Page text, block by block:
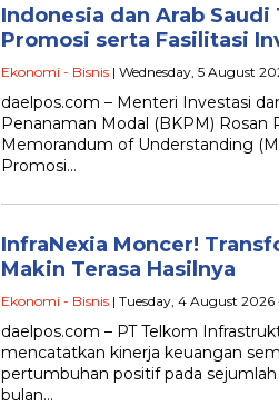
Indonesia dan Arab
Promosi serta Fasilitasi
Ekonomi - Bisnis | Wednesday, 5 August
daelpos.com – Menteri Investasi
Penanaman Modal (BKPM) Rosan
Memorandum of Understanding
Promosi…
InfraNexia Moncer!
Makin Terasa Hasilnya
Ekonomi - Bisnis | Tuesday, 4 August 2026
daelpos.com – PT Telkom
mencatatkan kinerja keuangan
pertumbuhan positif pada
bulan…